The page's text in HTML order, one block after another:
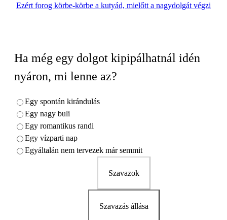
Ezért forog körbe-körbe a kutyád, mielőtt a nagydolgát végzi
Ha még egy dolgot kipipálhatnál idén
nyáron, mi lenne az?
Egy spontán kirándulás
Egy nagy buli
Egy romantikus randi
Egy vízparti nap
Egyáltalán nem tervezek már semmit
Szavazok
Szavazás állása